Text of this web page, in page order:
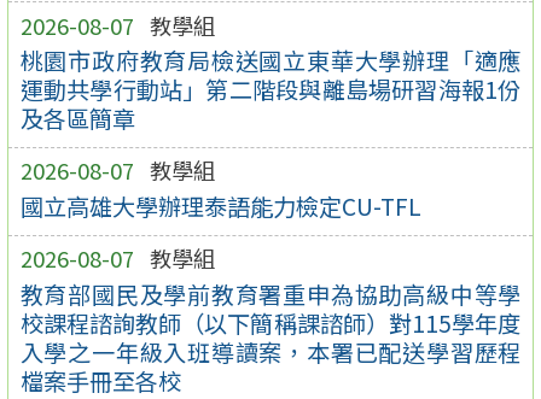
2026-08-07 教學組
桃園市政府教育局檢送國立東華大學辦理「適應
運動共學行動站」第二階段與離島場研習海報1份
及各區簡章
2026-08-07 教學組
國立高雄大學辦理泰語能力檢定CU-TFL
2026-08-07 教學組
教育部國民及學前教育署重申為協助高級中等學
校課程諮詢教師（以下簡稱課諮師）對115學年度
入學之一年級入班導讀案，本署已配送學習歷程
檔案手冊至各校